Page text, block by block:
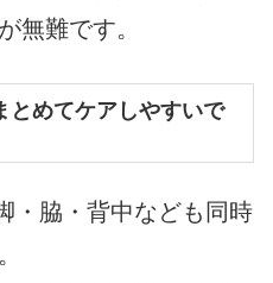
無難です。
とめてケアしやすいで
・脇・背中なども同時